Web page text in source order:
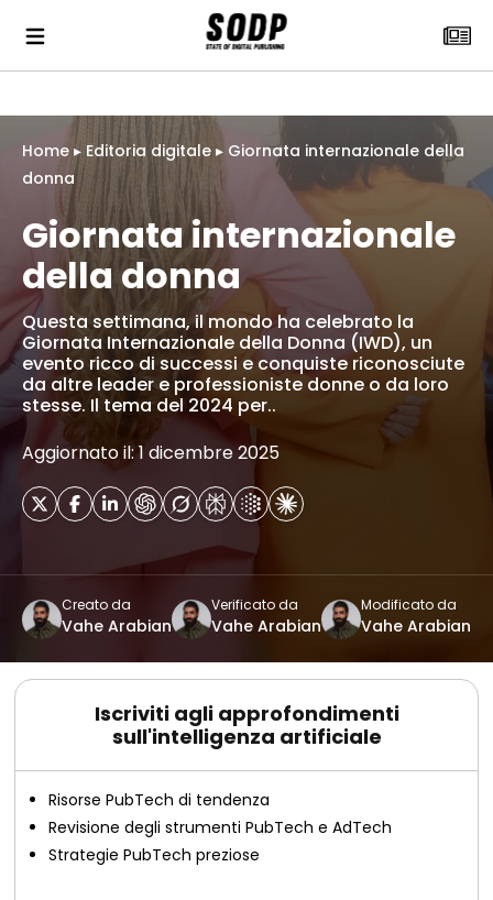
Home ▸ Editoria digitale ▸ Giornata internazionale della
donna
Giornata internazionale
della donna
Questa settimana, il mondo ha celebrato la
Giornata Internazionale della Donna (IWD), un
evento ricco di successi e conquiste riconosciute
da altre leader e professioniste donne o da loro
stesse. Il tema del 2024 per..
Aggiornato il: 1 dicembre 2025
Creato da
Vahe Arabian
Verificato da
Vahe Arabian
Modificato da
Vahe Arabian
Iscriviti agli approfondimenti
sull'intelligenza artificiale
Risorse PubTech di tendenza
Revisione degli strumenti PubTech e AdTech
Strategie PubTech preziose